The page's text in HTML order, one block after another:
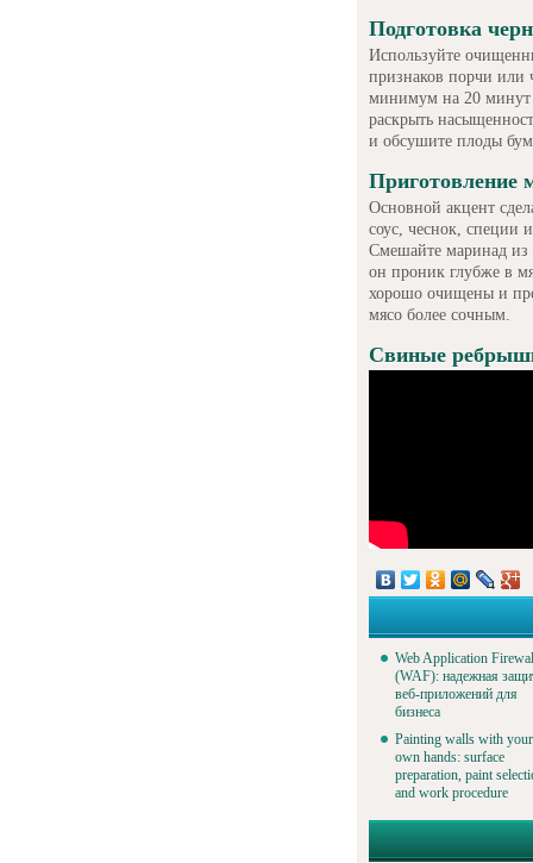
Подготовка
Используйте
признаков порчи или
минимум на 20 минут
раскрыть
и обсушите плоды
Приготовление
Основной акцент
соус, чеснок, специи
Смешайте маринад
он проник глубже в
хорошо очищены и
мясо более сочным.
Свиные
Web Application
(WAF): надежная
веб-приложений для
бизнеса
Painting walls with your
own hands: surface
preparation, paint
and work procedure